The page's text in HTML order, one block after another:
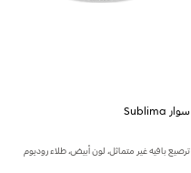
سوار Sublima
ترصيع بافيه غير متماثل، لون أبيض، طلاء روديوم